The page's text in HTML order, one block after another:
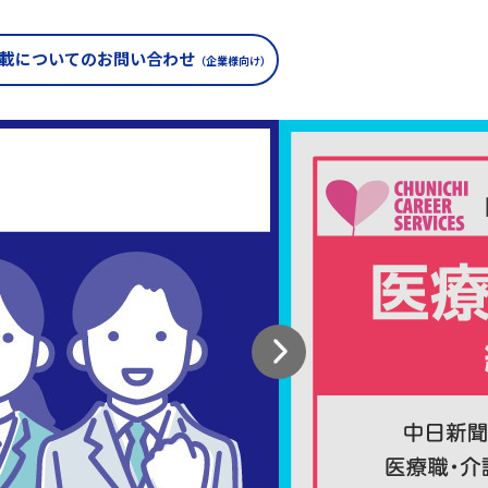
についてのお問い合わせ （企業様向け）